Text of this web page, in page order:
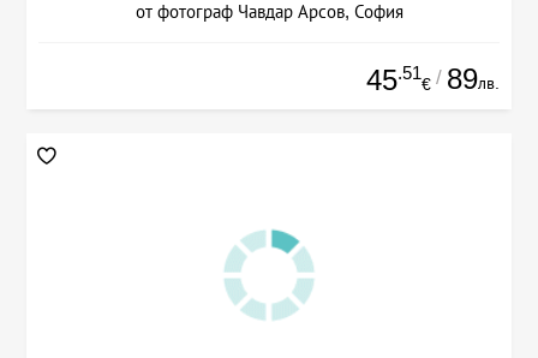
от фотограф Чавдар Арсов, София
45.51
€ / 89лв.